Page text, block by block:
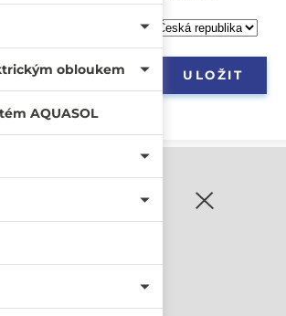
obloukem
AQUASOL